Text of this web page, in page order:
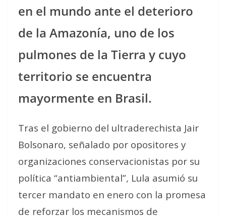
en el mundo ante el deterioro
de la Amazonía, uno de los
pulmones de la Tierra y cuyo
territorio se encuentra
mayormente en Brasil.
Tras el gobierno del ultraderechista Jair
Bolsonaro, señalado por opositores y
organizaciones conservacionistas por su
política “antiambiental”, Lula asumió su
tercer mandato en enero con la promesa
de reforzar los mecanismos de